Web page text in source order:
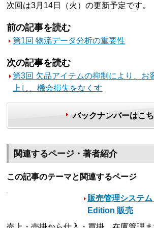
次回は3月14日（火）の更新予定です。
前の記事を読む
第1回 物流データ分析の重要性
次の記事を読む
第3回 欠品アイテムの抑制により、お
上し、機会損失をなくす
バックナンバーはこ
関連するページ・著者紹介
この記事のテーマと関連するページ
販売管理システ
Edition 販売